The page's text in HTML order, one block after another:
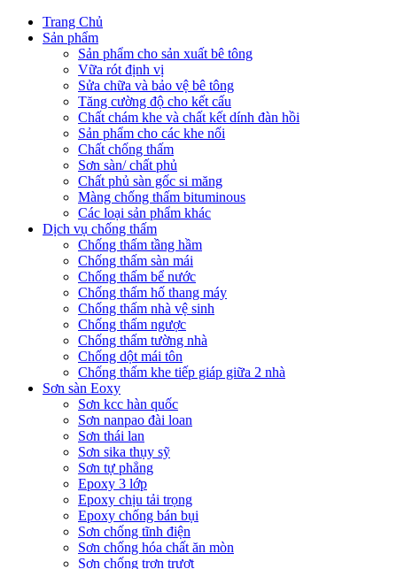
Trang Chủ
Sản phẩm
Sản phẩm cho sản xuất bê tông
Vữa rót định vị
Sửa chữa và bảo vệ bê tông
Tăng cường độ cho kết cấu
Chất chám khe và chất kết dính đàn hồi
Sản phẩm cho các khe nối
Chất chống thấm
Sơn sàn/ chất phủ
Chất phủ sàn gốc si măng
Màng chống thấm bituminous
Các loại sản phẩm khác
Dịch vụ chống thấm
Chống thấm tầng hầm
Chống thấm sàn mái
Chống thấm bể nước
Chống thấm hố thang máy
Chống thấm nhà vệ sinh
Chống thấm ngược
Chống thấm tường nhà
Chống dột mái tôn
Chống thấm khe tiếp giáp giữa 2 nhà
Sơn sàn Eoxy
Sơn kcc hàn quốc
Sơn nanpao đài loan
Sơn thái lan
Sơn sika thụy sỹ
Sơn tự phẳng
Epoxy 3 lớp
Epoxy chịu tải trọng
Epoxy chống bán bụi
Sơn chống tĩnh điện
Sơn chống hóa chất ăn mòn
Sơn chống trơn trượt